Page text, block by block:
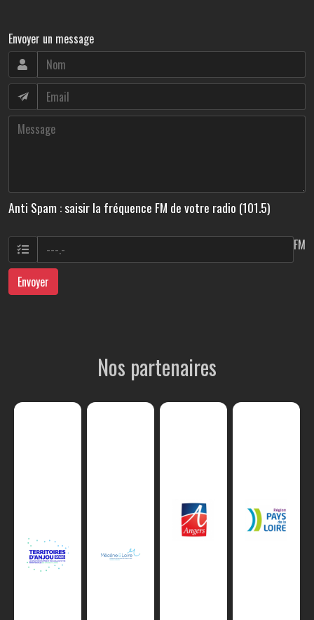
Envoyer un message
Anti Spam : saisir la fréquence FM de votre radio (101.5)
FM
Envoyer
Nos partenaires